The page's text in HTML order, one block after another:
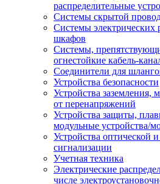
распределительные
Системы скрытой
Системы электрических
шкафов
Системы,
огнестойкие кабель-
Соединители для
Устройства безопасности
Устройства
от перенапряжений
Устройства защиты,
модульные устройства/
Устройства оптической
сигнализации
Учетная техника
Электрические
числе